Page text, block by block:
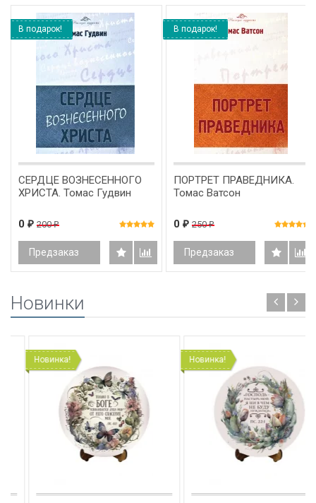
В подарок!
СЕРДЦЕ ВОЗНЕСЕННОГО
ХРИСТА. Томас Гудвин
0 ₽ 200₽
Предзаказ
В подарок!
ПОРТРЕТ ПРАВЕДНИКА.
Томас Ватсон
0 ₽ 250₽
Предзаказ
Новинки
Новинка! Новинка!